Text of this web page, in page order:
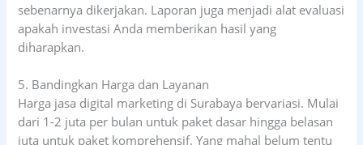
sebenarnya dikerjakan. Laporan juga menjadi alat evaluasi
apakah investasi Anda memberikan hasil yang
diharapkan.
5. Bandingkan Harga dan Layanan
Harga jasa digital marketing di Surabaya bervariasi. Mulai
dari 1-2 juta per bulan untuk paket dasar hingga belasan
juta untuk paket komprehensif. Yang mahal belum tentu